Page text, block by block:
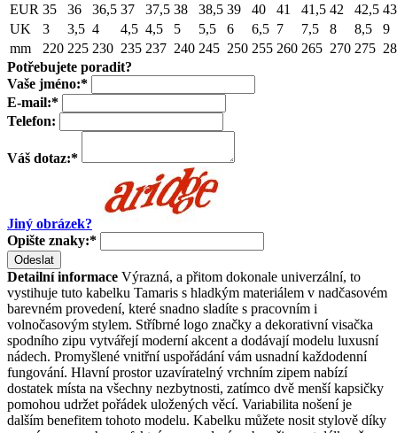
EUR 35 36 36,5 37 37,5 38 38,5 39 40 41 41,5 42 42,5 43
UK
3 3,5 4 4,5 4,5 5 5,5 6 6,5 7 7,5 8 8,5
9
mm
220 225 230 235 237 240 245 250 255 260 265 270 275
Potřebujete poradit?
Vaše jméno:*
E-mail:*
Telefon:
Váš dotaz:*
Jiný obrázek?
Opište znaky:*
Odeslat
Detailní informace Výrazná, a přitom dokonale univerzální, to
vystihuje tuto kabelku Tamaris s hladkým materiálem v nadčasovém
barevném provedení, které snadno sladíte s pracovním i
volnočasovým stylem. Stříbrné logo značky a dekorativní visačka
spodního zipu vytvářejí moderní akcent a dodávají modelu luxusní
nádech. Promyšlené vnitřní uspořádání vám usnadní každodenní
fungování. Hlavní prostor uzavíratelný vrchním zipem nabízí
dostatek místa na všechny nezbytnosti, zatímco dvě menší kapsičky
pomohou udržet pořádek uložených věcí. Variabilita nošení je
dalším benefitem tohoto modelu. Kabelku můžete nosit stylově díky